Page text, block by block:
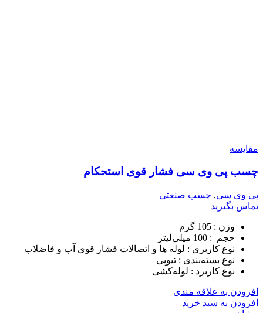
مقایسه
چسب پی وی سی فشار قوی استحکام
پی وی سی, چسب صنعتی
تماس بگیرید
وزن : 105 گرم
حجم : 100 میلی‌لیتر
نوع کاربری : لوله ها و اتصالات فشار قوی آب و فاضلاب
نوع بسته‌بندی : تیوپی
نوع کاربرد : لوله‌کشی
افزودن به علاقه مندی
افزودن به سبد خرید